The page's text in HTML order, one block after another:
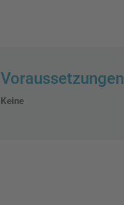
Voraussetzungen
Keine